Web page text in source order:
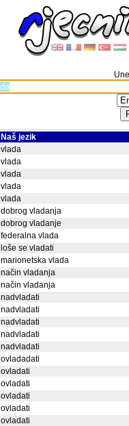
Naš jezik
vlada
vlada
vlada
vlada
vlada
dobrog vladanja
dobrog vladanje
federalna vlada
loše se vladati
marionetska vlada
način vladanja
način vladanja
nadvladati
nadvladati
nadvladati
nadvladati
nadvladati
ovladadati
ovladati
ovladati
ovladati
ovladati
ovladati